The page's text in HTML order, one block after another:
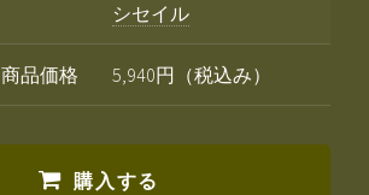
シセイル
商品価格 5,940円（税込み）
購入する